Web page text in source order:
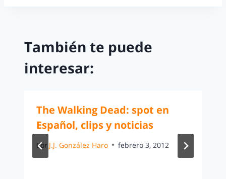
También te puede
interesar:
The Walking Dead: spot en
Español, clips y noticias
Por J.J. González Haro febrero 3, 2012